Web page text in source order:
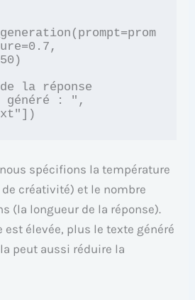
la réponse
généré : ",
spécifions la température
créativité) et le nombre
(la longueur de la réponse).
est élevée, plus le texte généré
peut aussi réduire la